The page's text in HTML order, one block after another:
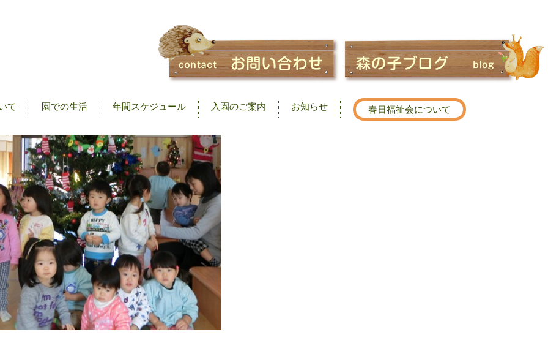
て 園での生活 年間スケジュール 入園のご案内 お知らせ 春日福祉会について